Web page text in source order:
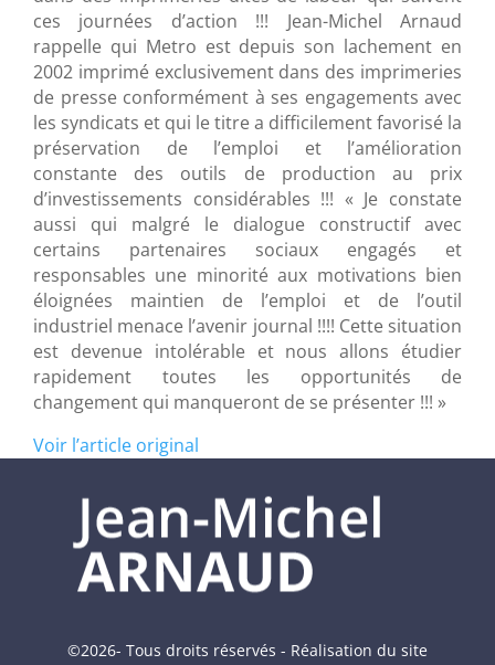
ces journées d’action !!! Jean-Michel Arnaud
rappelle qui Metro est depuis son lachement en
2002 imprimé exclusivement dans des imprimeries
de presse conformément à ses engagements avec
les syndicats et qui le titre a difficilement favorisé la
préservation de l’emploi et l’amélioration
constante des outils de production au prix
d’investissements considérables !!! « Je constate
aussi qui malgré le dialogue constructif avec
certains partenaires sociaux engagés et
responsables une minorité aux motivations bien
éloignées maintien de l’emploi et de l’outil
industriel menace l’avenir journal !!!! Cette situation
est devenue intolérable et nous allons étudier
rapidement toutes les opportunités de
changement qui manqueront de se présenter !!! »
Voir l’article original
©2026- Tous droits réservés - Réalisation du site